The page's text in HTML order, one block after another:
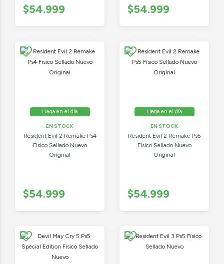
$54.999 $54.999
Llega en el día
EN STOCK
Resident Evil 2 Remake Ps4
Fisico Sellado Nuevo
Original
$54.999
Llega en el día
EN STOCK
Resident Evil 2 Remake Ps5
Físico Sellado Nuevo
Original
$54.999